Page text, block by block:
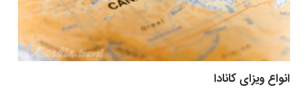
انواع ویزای کانادا